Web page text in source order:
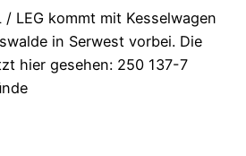
/ LEG kommt mit Kesselwagen
in Serwest vorbei. Die
hier gesehen: 250 137-7